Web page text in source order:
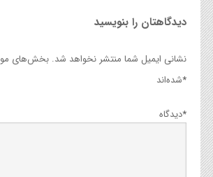
دیدگاهتان را بنویسید
نشانی ایمیل شما منتشر نخواهد شد. بخش‌های
شده‌اند*
دیدگاه*